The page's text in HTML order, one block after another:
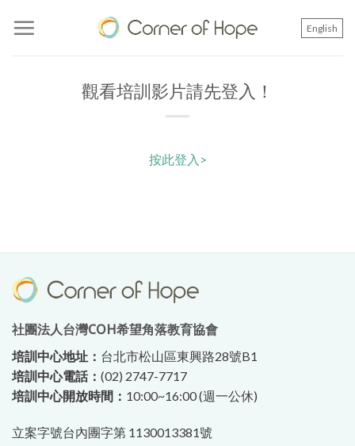
English
觀看培訓影片請先登入！
按此登入>
社團法人台灣COH希望角落教育協會
培訓中心地址： 台北市松山區東興路28號B1
培訓中心電話： (02) 2747-7717
培訓中心開放時間： 10:00~16:00 (週一公休)
立案字號台內團字第 1130013381號